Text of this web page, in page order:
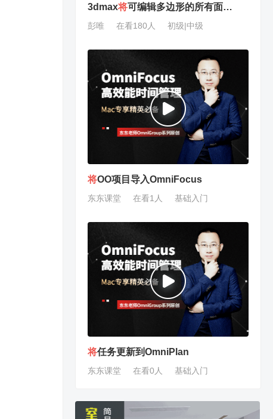
3dmax将可编辑多边形的所有面拆
彭唯 在看180人 初级|中级
将OO项目导入OmniFocus
东东课堂 在看1人 基础入门
将任务更新到OmniPlan
东东课堂 在看0人 基础入门